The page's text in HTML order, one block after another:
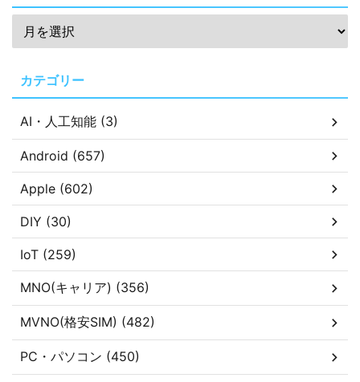
カテゴリー
AI・人工知能 (3)
Android (657)
Apple (602)
DIY (30)
IoT (259)
MNO(キャリア) (356)
MVNO(格安SIM) (482)
PC・パソコン (450)